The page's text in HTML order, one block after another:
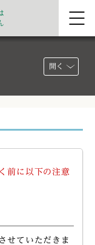
開く
前に以下の注意
せていただきま